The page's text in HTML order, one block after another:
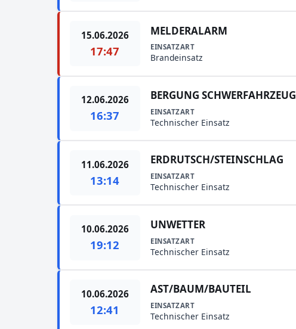
15.06.2026
17:47
MELDERALARM
EINSATZART
Brandeinsatz
12.06.2026
16:37
BERGUNG SCHWERFAHRZEUG
EINSATZART
Technischer Einsatz
11.06.2026
13:14
ERDRUTSCH/STEINSCHLAG
EINSATZART
Technischer Einsatz
10.06.2026
19:12
UNWETTER
EINSATZART
Technischer Einsatz
10.06.2026
12:41
AST/BAUM/BAUTEIL
EINSATZART
Technischer Einsatz